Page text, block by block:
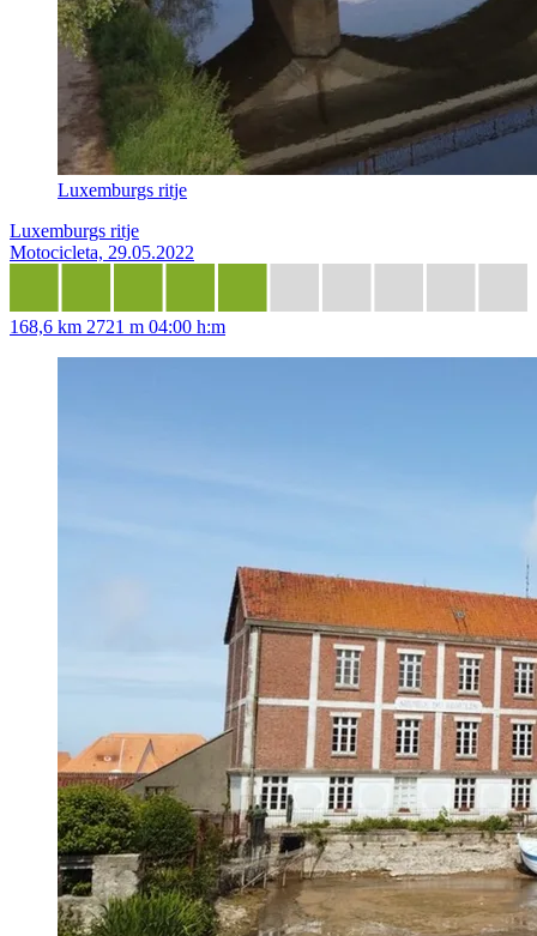
Luxemburgs ritje
Luxemburgs ritje
Motocicleta, 29.05.2022
168,6 km 2721 m 04:00 h:m